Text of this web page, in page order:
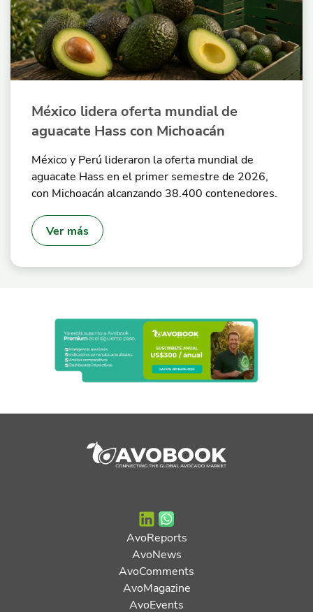
México lidera oferta mundial de
aguacate Hass con Michoacán
México y Perú lideraron la oferta mundial de
aguacate Hass en el primer semestre de 2026,
con Michoacán alcanzando 38.400 contenedores.
Ver más
AvoReports
AvoNews
AvoComments
AvoMagazine
AvoEvents